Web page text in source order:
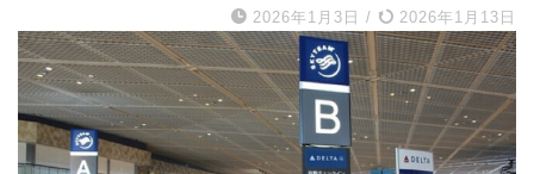
2026年1月3日 / 2026年1月13日